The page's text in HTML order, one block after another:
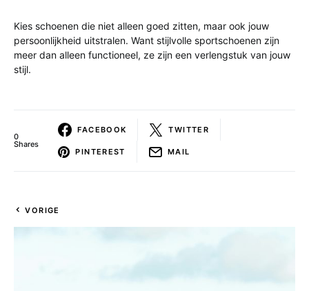
Kies schoenen die niet alleen goed zitten, maar ook jouw
persoonlijkheid uitstralen. Want stijlvolle sportschoenen zijn
meer dan alleen functioneel, ze zijn een verlengstuk van jouw
stijl.
0
Shares
FACEBOOK TWITTER
PINTEREST MAIL
VORIGE